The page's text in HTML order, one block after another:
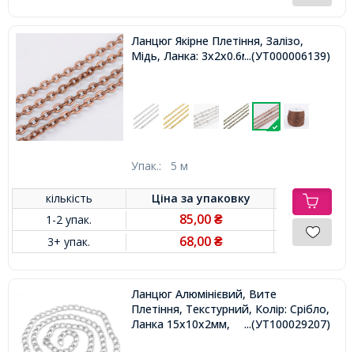
Ланцюг Якірне Плетіння, Залізо,
Мідь, Ланка: 3х2х0.6мм,...(УТ000006139)
Упак.: 5 м
кількість Ціна заупаковку
1-2 упак.
85,00₴
3+ упак. 68,00₴
Ланцюг Алюмінієвий, Вите
Плетіння, Текстурний, Колір: Срібло,
Ланка 15х10х2мм,
...(УТ100029207)